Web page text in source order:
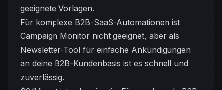
geeignete Vorlagen.
Für komplexe B2B-SaaS-Automationen ist
Campaign Monitor nicht geeignet, aber als
Newsletter-Tool für einfache Ankündigungen
an deine B2B-Kundenbasis ist es schnell und
zuverlässig.